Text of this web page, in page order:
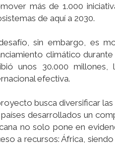
más de 1.000
de aquí a 2030.
sin embargo, es
climático
unos 30.000
efectiva.
busca diversificar
desarrollados un
no solo pone en
a recursos: África,